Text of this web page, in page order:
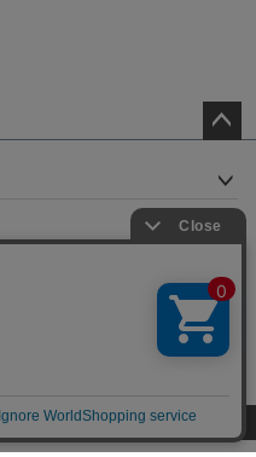
ジト
へ
reserved.